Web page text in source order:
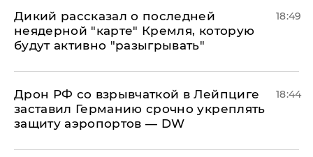
Дикий рассказал о последней
неядерной "карте" Кремля, которую
будут активно "разыгрывать"
18:49
​Дрон РФ со взрывчаткой в Лейпциге
заставил Германию срочно укреплять
защиту аэропортов — DW
18:44